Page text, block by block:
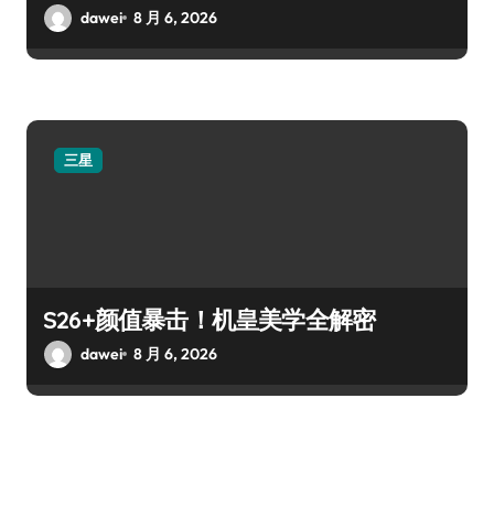
dawei 8 月 6, 2026
三星
S26+颜值暴击！机皇美学全解密
dawei 8 月 6, 2026